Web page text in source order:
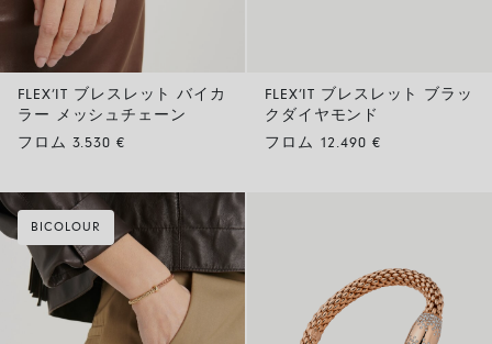
FLEX’IT ブレスレット バイカ
ラー メッシュチェーン
フロム 3.530 €
FLEX’IT ブレスレット ブラッ
クダイヤモンド
フロム 12.490 €
BICOLOUR